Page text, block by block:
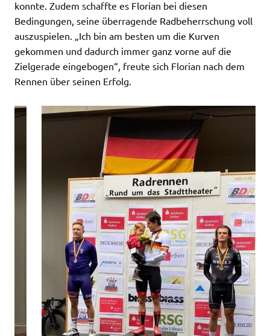
konnte. Zudem schaffte es Florian bei diesen
Bedingungen, seine überragende Radbeherrschung voll
auszuspielen. „Ich bin am besten um die Kurven
gekommen und dadurch immer ganz vorne auf die
Zielgerade eingebogen“, freute sich Florian nach dem
Rennen über seinen Erfolg.